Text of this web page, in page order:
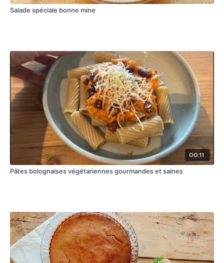
Salade spéciale bonne mine
00:11
Pâtes bolognaises végétariennes gourmandes et saines